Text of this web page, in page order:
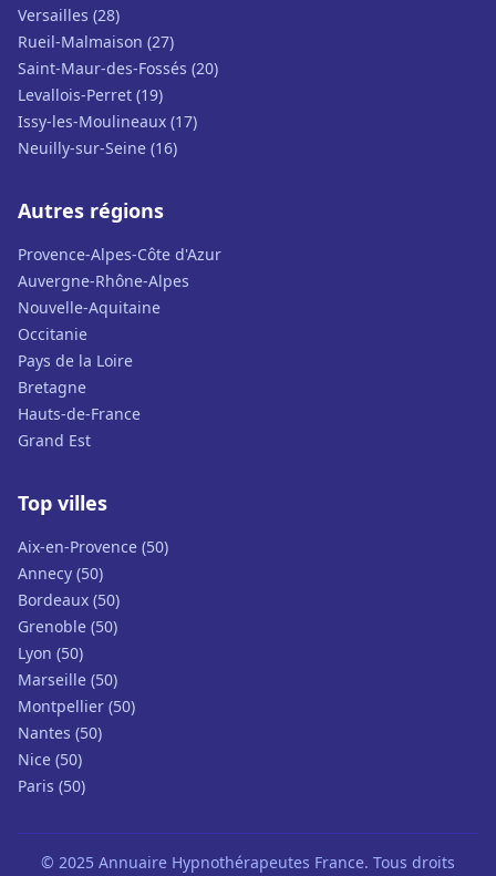
Versailles (28)
Rueil-Malmaison (27)
Saint-Maur-des-Fossés (20)
Levallois-Perret (19)
Issy-les-Moulineaux (17)
Neuilly-sur-Seine (16)
Autres régions
Provence-Alpes-Côte d'Azur
Auvergne-Rhône-Alpes
Nouvelle-Aquitaine
Occitanie
Pays de la Loire
Bretagne
Hauts-de-France
Grand Est
Top villes
Aix-en-Provence (50)
Annecy (50)
Bordeaux (50)
Grenoble (50)
Lyon (50)
Marseille (50)
Montpellier (50)
Nantes (50)
Nice (50)
Paris (50)
© 2025 Annuaire Hypnothérapeutes France. Tous droits